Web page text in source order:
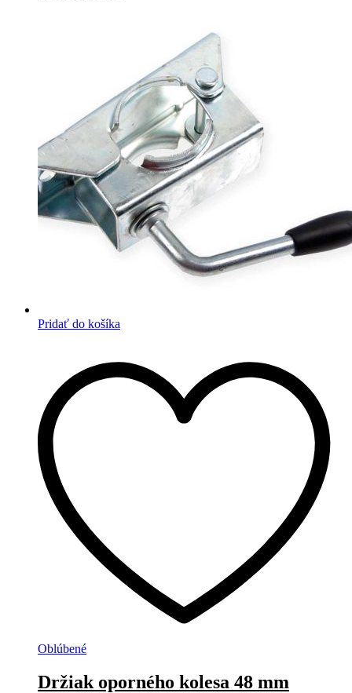
Pridať do košíka
Oblúbené
Držiak oporného kolesa 48 mm